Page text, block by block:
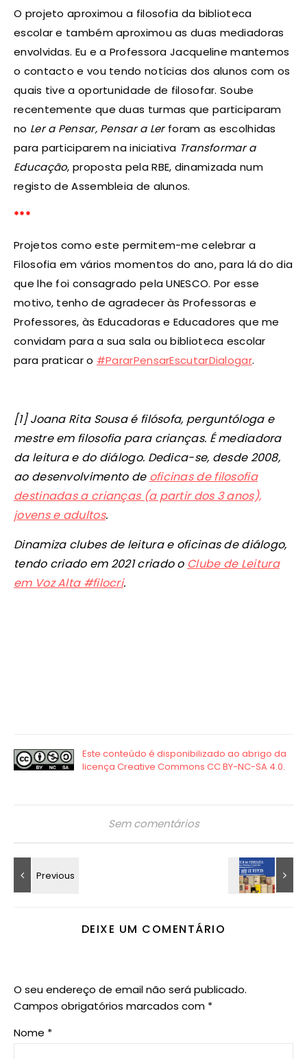
O projeto aproximou a filosofia da biblioteca
escolar e também aproximou as duas mediadoras
envolvidas. Eu e a Professora Jacqueline mantemos
o contacto e vou tendo notícias dos alunos com os
quais tive a oportunidade de filosofar. Soube
recentemente que duas turmas que participaram
no Ler a Pensar, Pensar a Lerforam as escolhidas
para participarem na iniciativa Transformar a
Educação, proposta pela RBE, dinamizada num
registo de Assembleia de alunos.
***
Projetos como este permitem-me celebrar a
Filosofia em vários momentos do ano, para lá do dia
que lhe foi consagrado pela UNESCO. Por esse
motivo, tenho de agradecer às Professoras e
Professores, às Educadoras e Educadores que me
convidam para a sua sala ou biblioteca escolar
para praticar o #PararPensarEscutarDialogar.
[1] Joana Rita Sousa é filósofa, perguntóloga e
mestre em filosofia para crianças. É mediadora
da leitura e do diálogo. Dedica-se, desde 2008,
ao desenvolvimento de oficinas de filosofia
destinadas a crianças (a partir dos 3 anos),
jovens e adultos.
Dinamiza clubes de leitura e oficinas de diálogo,
tendo criado em 2021 criado o Clube de Leitura
em Voz Alta #filocri.
Sem comentários
DEIXE UM COMENTÁRIO
O seu endereço de email não será publicado.
Campos obrigatórios marcados com *
Nome *